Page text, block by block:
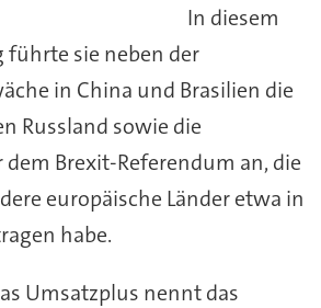
In diesem
sie neben der
in China und Brasilien die
Russland sowie die
Brexit-Referendum an, die
europäische Länder etwa in
habe.
Umsatzplus nennt das